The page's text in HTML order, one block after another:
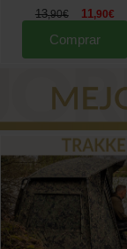
13,90€ 11 ,90€
Comprar